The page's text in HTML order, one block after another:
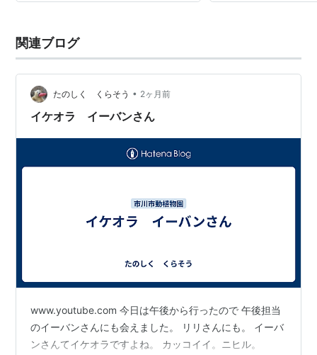
関連ブログ
たのしく くらそう • 2ヶ月前
イケオラ イーバンさん
www.youtube.com 今日は午後から行ったので 午後担当
のイーバンさんにも会えました。 リリさんにも。 イーバ
ンさんてイケオラですよね。 カッコイイ。ニヒル。